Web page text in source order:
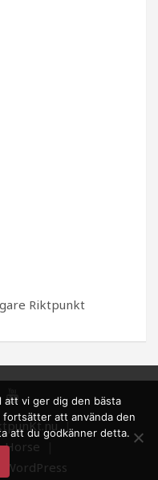
Riktpunkt
Horse
WordPress
att vi ger dig den bästa
fortsätter att använda den
att du godkänner detta.